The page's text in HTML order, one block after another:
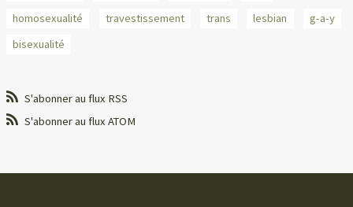
homosexualité
travestissement trans lesbian
g-a-y
bisexualité
S'abonner au flux RSS
S'abonner au flux ATOM